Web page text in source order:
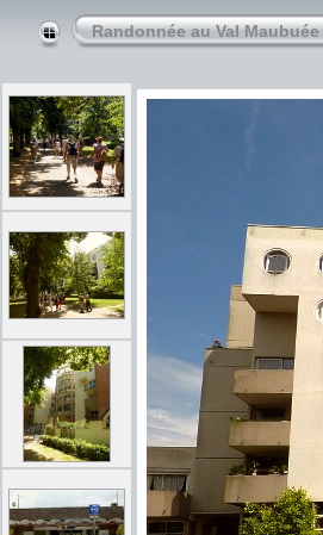
Randonnée au Val Maubuée